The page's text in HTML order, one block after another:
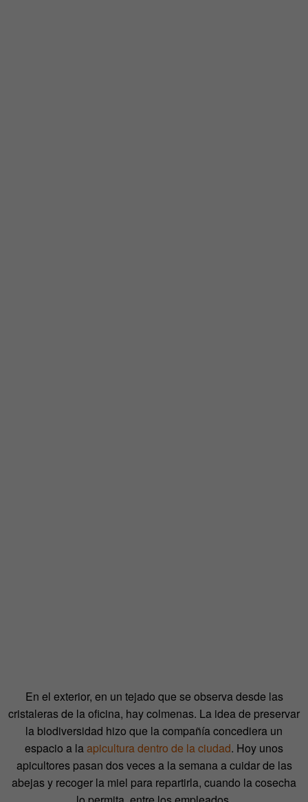
En el exterior, en un tejado que se observa desde las
cristaleras de la oficina, hay colmenas. La idea de preservar
la biodiversidad hizo que la compañía concediera un
espacio a laapicultura dentro de la ciudad. Hoy unos
apicultores pasan dos veces a la semana a cuidar de las
abejas y recoger la miel para repartirla, cuando la cosecha